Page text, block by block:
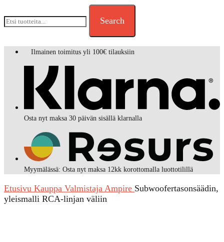
Search
Ilmainen toimitus yli 100€ tilauksiin
Osta nyt maksa 30 päivän sisällä klarnalla
Myymälässä: Osta nyt maksa 12kk korottomalla luottotilillä
Etusivu Kauppa Valmistaja Ampire Subwoofertasonsäädin,
yleismalli RCA-linjan väliin